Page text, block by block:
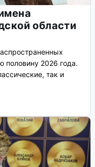
области
половину 2026 года.
так и